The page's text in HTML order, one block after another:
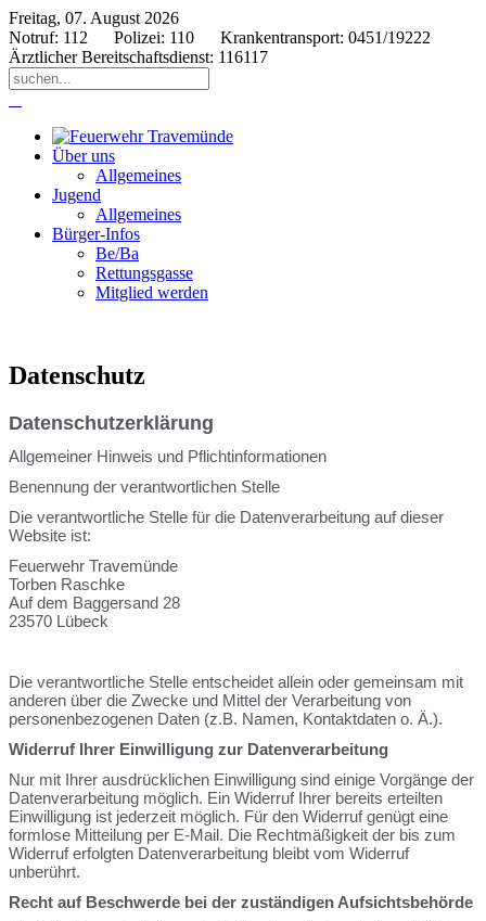
Freitag, 07. August 2026
Notruf: 112 Polizei: 110 Krankentransport: 0451/19222
Ärztlicher Bereitschaftsdienst: 116117
Über uns
Allgemeines
Jugend
Allgemeines
Bürger-Infos
Be/Ba
Rettungsgasse
Mitglied werden
Datenschutz
Datenschutzerklärung
Allgemeiner Hinweis und Pflichtinformationen
Benennung der verantwortlichen Stelle
Die verantwortliche Stelle für die Datenverarbeitung auf dieser
Website ist:
Feuerwehr Travemünde
Torben Raschke
Auf dem Baggersand 28
23570 Lübeck
Die verantwortliche Stelle entscheidet allein oder gemeinsam mit
anderen über die Zwecke und Mittel der Verarbeitung von
personenbezogenen Daten (z.B. Namen, Kontaktdaten o. Ä.).
Widerruf Ihrer Einwilligung zur Datenverarbeitung
Nur mit Ihrer ausdrücklichen Einwilligung sind einige Vorgänge der
Datenverarbeitung möglich. Ein Widerruf Ihrer bereits erteilten
Einwilligung ist jederzeit möglich. Für den Widerruf genügt eine
formlose Mitteilung per E-Mail. Die Rechtmäßigkeit der bis zum
Widerruf erfolgten Datenverarbeitung bleibt vom Widerruf
unberührt.
Recht auf Beschwerde bei der zuständigen Aufsichtsbehörde